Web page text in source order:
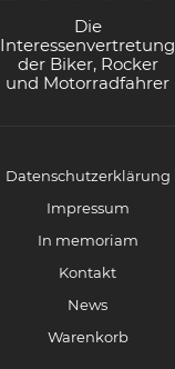
Die
Interessenvertretung
der Biker, Rocker
und Motorradfahrer
Datenschutzerklärung
Impressum
In memoriam
Kontakt
News
Warenkorb